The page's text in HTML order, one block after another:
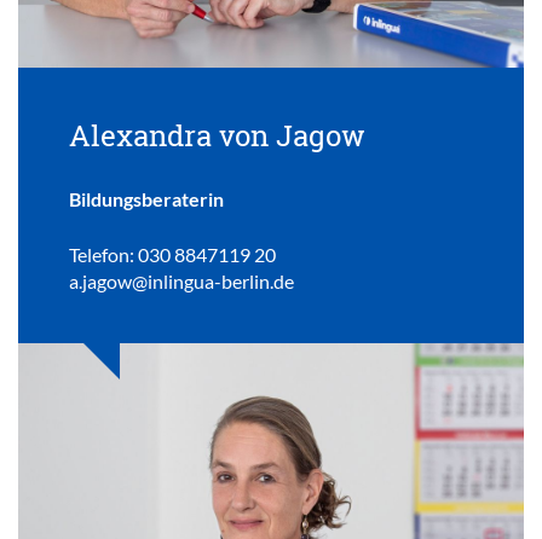
Alexandra von Jagow
Bildungsberaterin
Telefon: 030 8847119 20
a.jagow@inlingua-berlin.de